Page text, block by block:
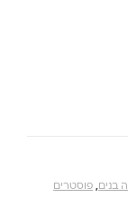
בנים, פוסטרים